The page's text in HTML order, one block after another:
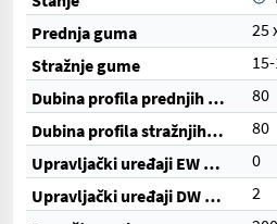
Prednja guma
25
Stražnje gume
Dubina profila prednjih guma (%)
80
Dubina profila stražnjih guma (%)
80
Upravljački uređaji EW (ukupno)
0
Upravljački uređaji DW (ukupno)
2